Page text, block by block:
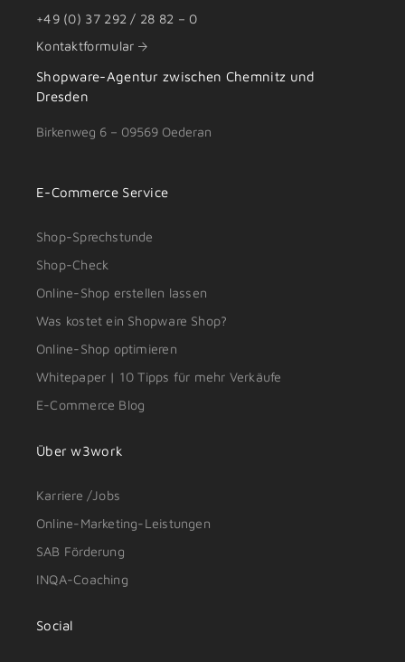
+49 (0) 37 292 / 28 82 – 0
Kontaktformular
Shopware-Agentur zwischen Chemnitz und
Dresden
Birkenweg 6 – 09569 Oederan
E-Commerce Service
Shop-Sprechstunde
Shop-Check
Online-Shop erstellen lassen
Was kostet ein Shopware Shop?
Online-Shop optimieren
Whitepaper | 10 Tipps für mehr Verkäufe
E-Commerce Blog
Über w3work
Karriere /Jobs
Online-Marketing-Leistungen
SAB Förderung
INQA-Coaching
Social